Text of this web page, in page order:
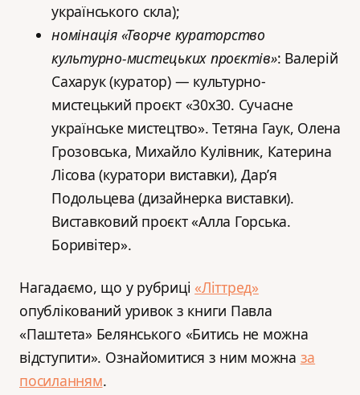
українського скла);
номінація «Творче кураторство
культурно-мистецьких проєктів»: Валерій
Сахарук (куратор) — культурно-
мистецький проєкт «30х30. Сучасне
українське мистецтво». Тетяна Гаук, Олена
Грозовська, Михайло Кулівник, Катерина
Лісова (куратори виставки), Дар’я
Подольцева (дизайнерка виставки).
Виставковий проєкт «Алла Горська.
Боривітер».
Нагадаємо, що у рубриці«Літтред»
опублікований уривок з книги Павла
«Паштета» Белянського «Битись не можна
відступити». Ознайомитися з ним можна за
посиланням.